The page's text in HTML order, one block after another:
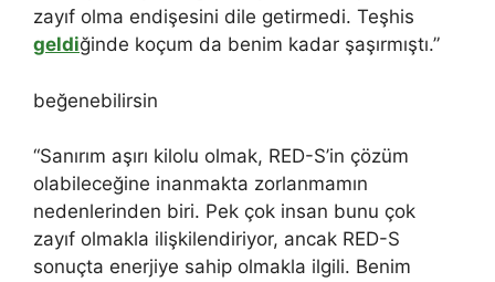
zayıf olma endişesini dile getirmedi. Teşhis
geldiğinde koçum da benim kadar şaşırmıştı.”
beğenebilirsin
“Sanırım aşırı kilolu olmak, RED-S’in çözüm
olabileceğine inanmakta zorlanmamın
nedenlerinden biri. Pek çok insan bunu çok
zayıf olmakla ilişkilendiriyor, ancak RED-S
sonuçta enerjiye sahip olmakla ilgili. Benim